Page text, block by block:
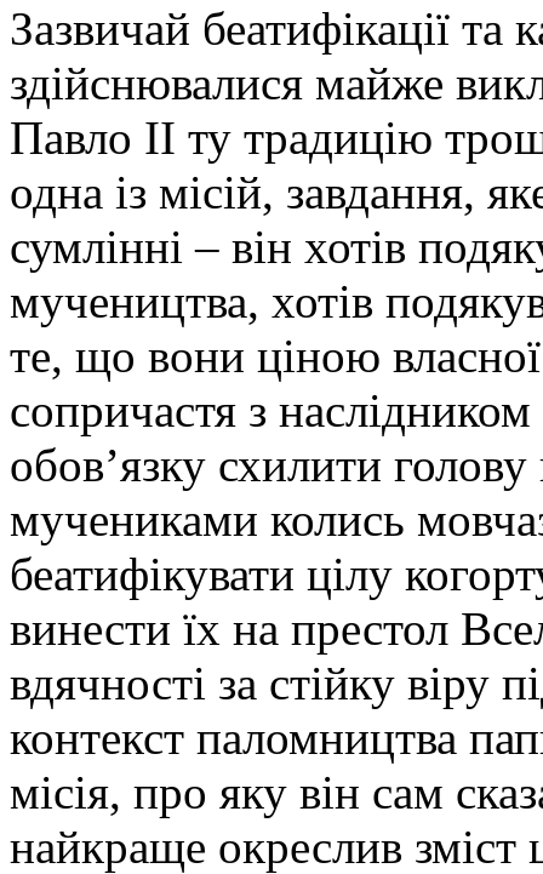
Зазвичай беатифікації та
здійснювалися майже
Павло ІІ ту традицію
одна із місій, завдання,
сумлінні – він хотів
мучеництва, хотів
те, що вони ціною власної
сопричастя з
обов’язку схилити
мучениками колись
беатифікувати цілу
винести їх на престол
вдячності за стійку віру
контекст паломництва
місія, про яку він сам
найкраще окреслив зміст